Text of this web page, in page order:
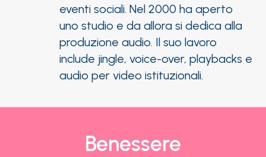
eventi sociali. Nel 2000 ha aperto
uno studio e da allora si dedica alla
produzione audio. Il suo lavoro
include jingle, voice-over, playbacks e
audio per video istituzionali.
Benessere